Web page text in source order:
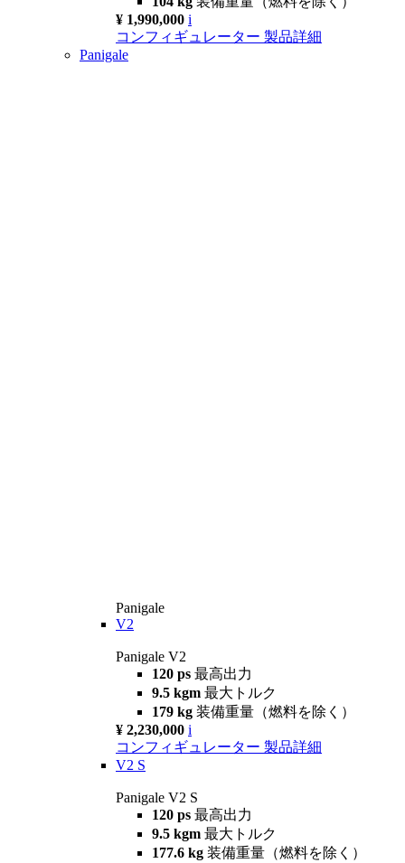
¥ 1,990,000 i
コンフィギュレーター 製品詳細
Panigale
Panigale
V2
Panigale V2
120 ps 最高出力
9.5 kgm 最大トルク
179 kg 装備重量（燃料を除く）
¥ 2,230,000 i
コンフィギュレーター 製品詳細
V2 S
Panigale V2 S
120 ps 最高出力
9.5 kgm 最大トルク
177.6 kg 装備重量（燃料を除く）